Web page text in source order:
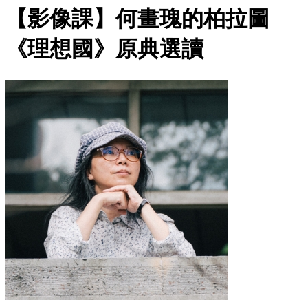
【影像課】何畫瑰的柏拉圖
《理想國》原典選讀